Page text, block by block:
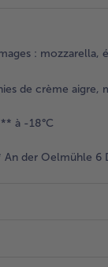
:
de crème
à -18°C
der Oelmühle 6